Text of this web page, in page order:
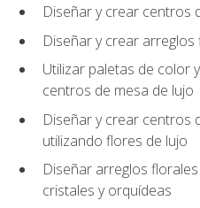
Diseñar y crear centros
Diseñar y crear arreglos
Utilizar paletas de color
centros de mesa de lujo
Diseñar y crear centros
utilizando flores de lujo
Diseñar arreglos
cristales y orquídeas